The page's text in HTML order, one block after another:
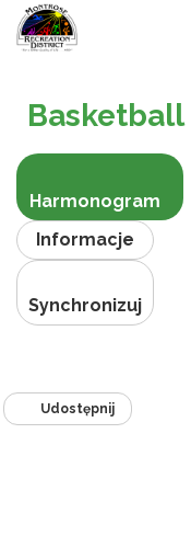
Basketball
Harmonogram
Informacje
Synchronizuj
Udostępnij